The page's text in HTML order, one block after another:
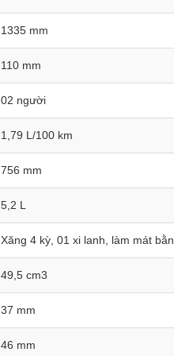
1335 mm
110 mm
02 người
1,79 L/100 km
756 mm
5,2 L
Xăng 4 kỳ, 01 xi lanh, làm mát
49,5 cm3
37 mm
46 mm